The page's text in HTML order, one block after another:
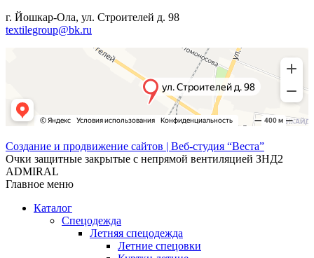
г. Йошкар-Ола, ул. Строителей д. 98
textilegroup@bk.ru
Создание и продвижение сайтов | Веб-студия “Веста”
Очки защитные закрытые с непрямой вентиляцией ЗНД2
ADMIRAL
Главное меню
Каталог
Спецодежда
Летняя спецодежда
Летние спецовки